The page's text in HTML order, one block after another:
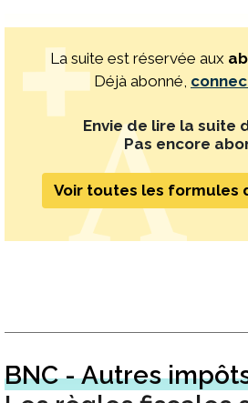
La suite est réservée aux
Déjà abonné,
Envie de lire la suite
Pas encore
Voir toutes les formules
BNC - Autres